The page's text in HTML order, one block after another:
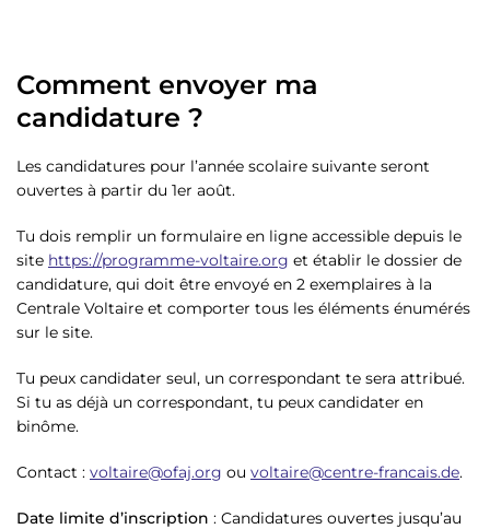
Comment envoyer ma
candidature ?
Les candidatures pour l’année scolaire suivante seront
ouvertes à partir du 1er août.
Tu dois remplir un formulaire en ligne accessible depuis le
site https://programme-voltaire.org et établir le dossier de
candidature, qui doit être envoyé en 2 exemplaires à la
Centrale Voltaire et comporter tous les éléments énumérés
sur le site.
Tu peux candidater seul, un correspondant te sera attribué.
Si tu as déjà un correspondant, tu peux candidater en
binôme.
Contact : voltaire@ofaj.org ou voltaire@centre-francais.de.
Date limite d’inscription : Candidatures ouvertes jusqu’au